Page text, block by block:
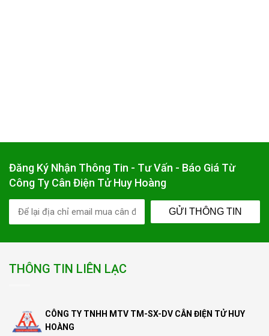
Đăng Ký Nhận Thông Tin - Tư Vấn - Báo Giá Từ
Công Ty Cân Điện Tử Huy Hoàng
GỬI THÔNG TIN
THÔNG TIN LIÊN LẠC
CÔNG TY TNHH MTV TM-SX-DV CÂN ĐIỆN TỬ HUY
HOÀNG